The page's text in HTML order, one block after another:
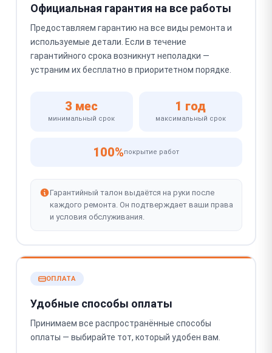
Официальная гарантия на все работы
Предоставляем гарантию на все виды ремонта и
используемые детали. Если в течение
гарантийного срока возникнут неполадки —
устраним их бесплатно в приоритетном порядке.
3 мес
минимальный срок
1 год
максимальный срок
100%покрытие работ
Гарантийный талон выдаётся на руки после
каждого ремонта. Он подтверждает ваши права
и условия обслуживания.
ОПЛАТА
Удобные способы оплаты
Принимаем все распространённые способы
оплаты — выбирайте тот, который удобен вам.